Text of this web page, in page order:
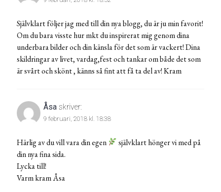
Självklart följer jag med till din nya blogg, du är ju min favorit!
Om du bara visste hur mkt du inspirerat mig genom dina
underbara bilder och din känsla för det som är vackert! Dina
skildringar av livet, vardag,fest och tankar om både det som
är svårt och skönt , känns så fint att få ta del av! Kram
Åsa skriver:
9 februari, 2018 kl. 18:38
Härlig av du vill vara din egen
självklart hönger vi med på
din nya fina sida.
Lycka till!
Varm kram Åsa